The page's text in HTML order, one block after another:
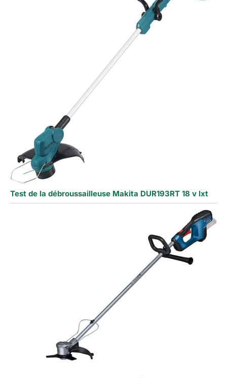
Test de la débroussailleuse Makita DUR193RT 18 v lxt